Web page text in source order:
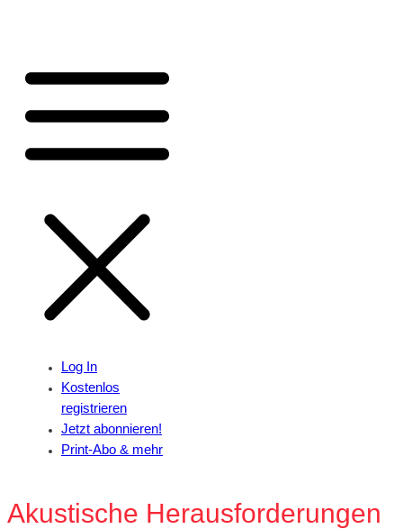
Log In
Kostenlos
registrieren
Jetzt abonnieren!
Print-Abo & mehr
Akustische Herausforderungen